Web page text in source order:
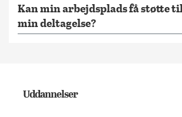
Kan min arbejdsplads få støtte
min deltagelse?
Uddannelser